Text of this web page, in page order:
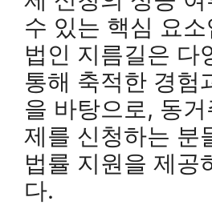
수 있는 핵심 요
법인 지름길은 다
통해 축적한 경험
을 바탕으로, 동
제를 신청하는 분
법률 지원을 제공
다.